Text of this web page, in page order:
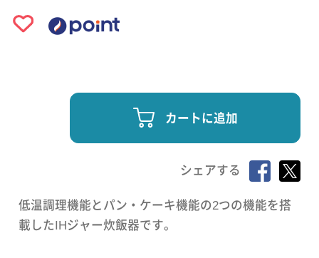
カートに追加
シェアする
低温調理機能とパン・ケーキ機能の2つの機能を搭
載したIHジャー炊飯器です。